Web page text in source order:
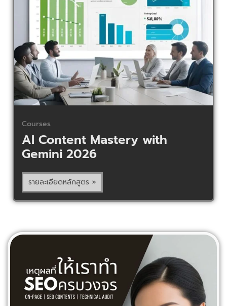
Courses
AI Content Mastery with
Gemini 2026
รายละเอียดหลักสูตร »